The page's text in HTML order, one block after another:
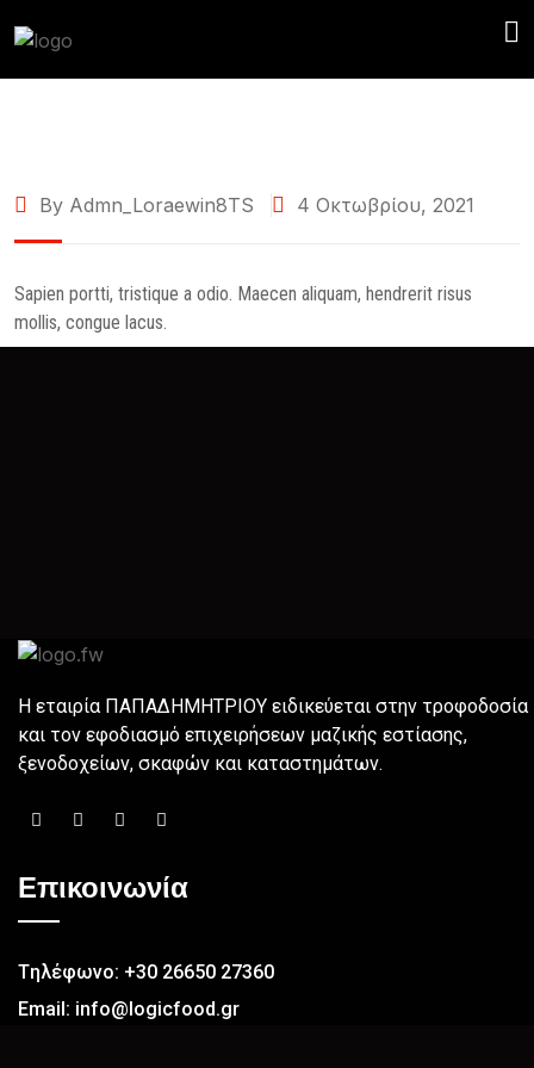
By Admn_Loraewin8TS 4 Οκτωβρίου, 2021
Sapien portti, tristique a odio. Maecen aliquam, hendrerit risus
mollis, congue lacus.
H εταιρία ΠΑΠΑΔΗΜΗΤΡΙΟΥ ειδικεύεται στην τροφοδοσία
και τον εφοδιασμό επιχειρήσεων µαζικής εστίασης,
ξενοδοχείων, σκαφών και καταστημάτων.
Επικοινωνία
Tηλέφωνο: +30 26650 27360
Email: info@logicfood.gr